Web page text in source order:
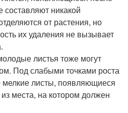
составляют никакой
от растения, но
их удаления не вызывает
листья тоже могут
Под слабыми точками роста
листы, появляющиеся
места, на котором должен